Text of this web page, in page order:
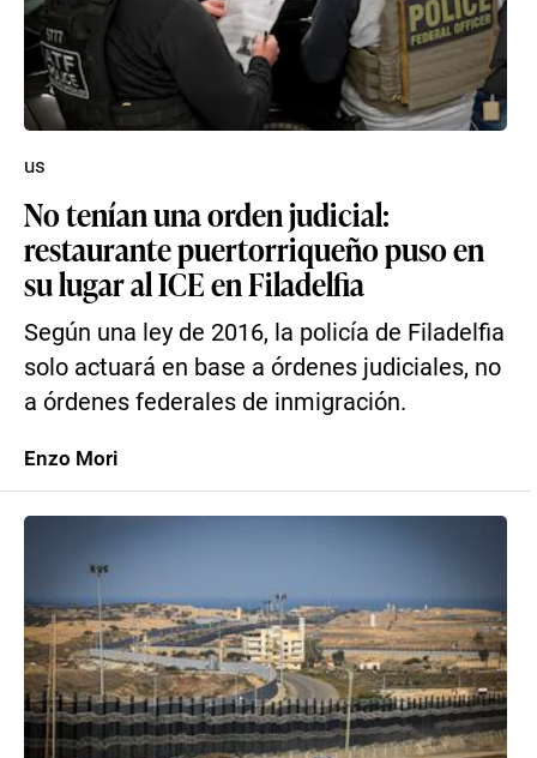
No tenían una orden judicial:
restaurante puertorriqueño puso en
su lugar al ICE en Filadelfia
Según una ley de 2016, la policía de Filadelfia
solo actuará en base a órdenes judiciales, no
a órdenes federales de inmigración.
us
Enzo Mori